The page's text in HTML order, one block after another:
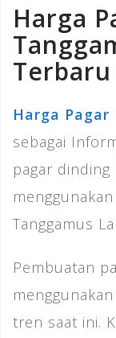
Harga
Terbaru
Harga Pagar
sebagai
pagar
Tanggamus
Pembuatan
tren saat ini.